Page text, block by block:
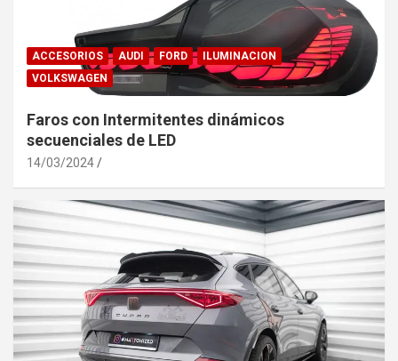
ACCESORIOS AUDI FORD
ILUMINACION
VOLKSWAGEN
Faros con Intermitentes dinámicos
secuenciales de LED
14/03/2024